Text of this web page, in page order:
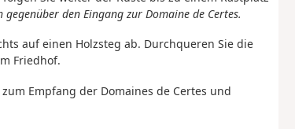
gegenüber den Eingang zur Domaine de Certes.
auf einen Holzsteg ab. Durchqueren Sie die
Friedhof.
Empfang der Domaines de Certes und